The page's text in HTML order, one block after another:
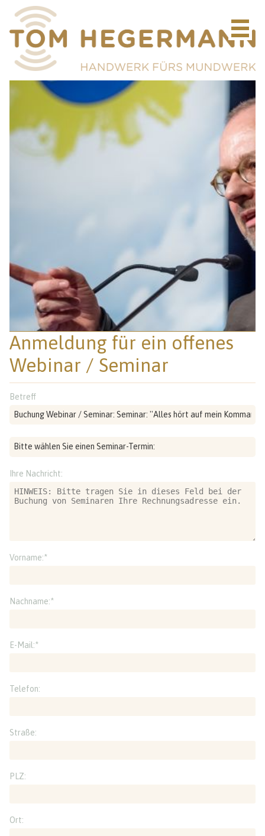
Anmeldung für ein offenes
Webinar / Seminar
Betreff
Ihre Nachricht:
Vorname:*
Nachname:*
E-Mail:*
Telefon:
Straße:
PLZ:
Ort: